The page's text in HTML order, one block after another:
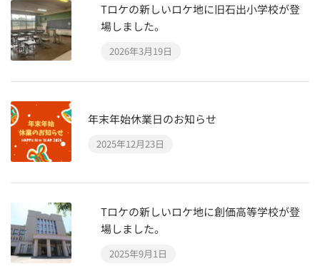
Tロケの新しいロケ地に旧石出小学校が登
場しました。
2026年3月19日
年末年始休業日のお知らせ
2025年12月23日
Tロケの新しいロケ地に創価高等学校が登
場しました。
2025年9月1日